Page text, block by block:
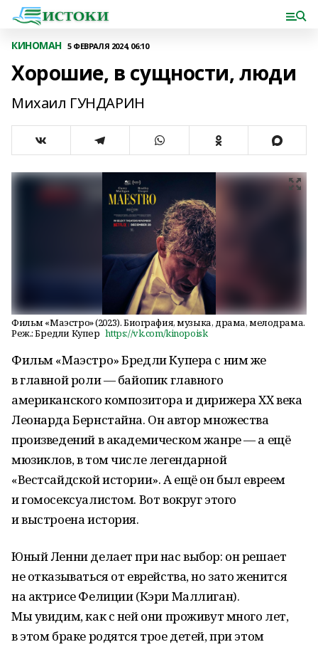
КИНОМАН 5 ФЕВРАЛЯ 2024, 06:10
Хорошие, в сущности, люди
Михаил ГУНДАРИН
Фильм «Маэстро» (2023). Биография, музыка, драма, мелодрама.
Реж.: Бредли Купер https://vk.com/kinopoisk
Фильм «Маэстро» Бредли Купера с ним же
в главной роли — байопик главного
американского композитора и дирижера ХХ века
Леонарда Бернстайна. Он автор множества
произведений в академическом жанре — а ещё
мюзиклов, в том числе легендарной
«Вестсайдской истории». А ещё он был евреем
и гомосексуалистом. Вот вокруг этого
и выстроена история.
Юный Ленни делает при нас выбор: он решает
не отказываться от еврейства, но зато женится
на актрисе Фелиции (Кэри Маллиган).
Мы увидим, как с ней они проживут много лет,
в этом браке родятся трое детей, при этом